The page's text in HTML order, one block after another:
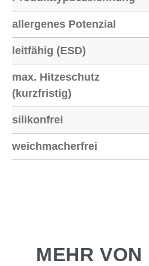
allergenes Potenzial
leitfähig (ESD)
max. Hitzeschutz
(kurzfristig)
silikonfrei
weichmacherfrei
MEHR VON